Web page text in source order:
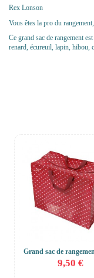
Rex Lonson
Vous êtes la pro du
Ce grand sac de rangement
renard, écureuil, lapin, hibou,
Grand sac de
9,50 €